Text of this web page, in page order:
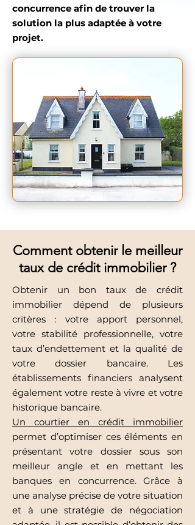
concurrence afin de trouver la
solution la plus adaptée à votre
projet.
Comment obtenir le meilleur
taux de crédit immobilier ?
Obtenir un bon taux de crédit
immobilier dépend de plusieurs
critères : votre apport personnel,
votre stabilité professionnelle, votre
taux d’endettement et la qualité de
votre dossier bancaire. Les
établissements financiers analysent
également votre reste à vivre et votre
historique bancaire.
Un courtier en crédit immobilier
permet d’optimiser ces éléments en
présentant votre dossier sous son
meilleur angle et en mettant les
banques en concurrence. Grâce à
une analyse précise de votre situation
et à une stratégie de négociation